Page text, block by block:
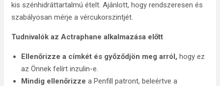
kis szénhidráttartalmú ételt. Ajánlott, hogy rendszeresen és
szabályosan mérje a vércukorszintjét.
Tudnivalók az Actraphane alkalmazása előtt
Ellenőrizze a címkét és győződjön meg arról, hogy ez
az Önnek felírt inzulin-e.
Mindig ellenőrizze a Penfill patront, beleértve a